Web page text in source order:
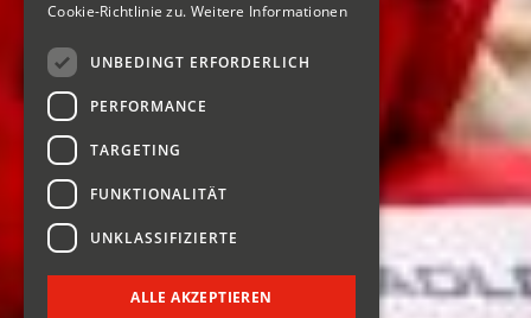
Cookie-Richtlinie zu. Weitere Informationen
UNBEDINGT ERFORDERLICH
PERFORMANCE
TARGETING
FUNKTIONALITÄT
UNKLASSIFIZIERTE
ALLE AKZEPTIEREN